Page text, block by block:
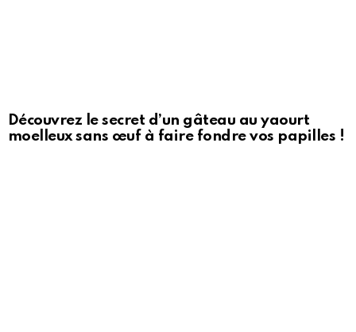
Découvrez le secret d’un gâteau au yaourt
moelleux sans œuf à faire fondre vos papilles !